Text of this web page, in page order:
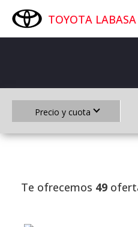
TOYOTA LABASA
Precio y cuota
Te ofrecemos 49